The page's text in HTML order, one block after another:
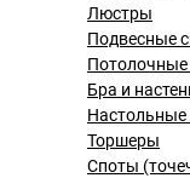
Люстры
Подвесные
Потолочные
Бра и
Торшеры
Споты